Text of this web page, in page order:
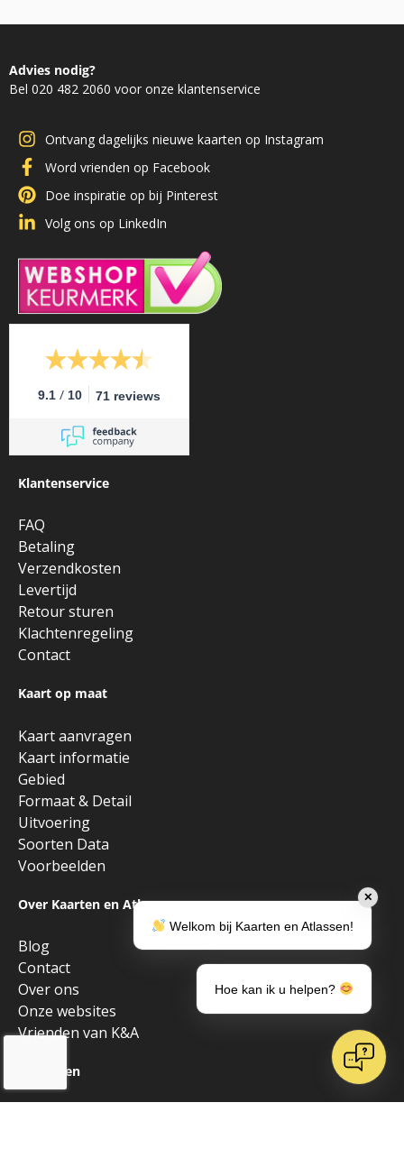
Advies nodig?
Bel 020 482 2060 voor onze klantenservice
Ontvang dagelijks nieuwe kaarten op Instagram
Word vrienden op Facebook
Doe inspiratie op bij Pinterest
Volg ons op LinkedIn
9.1 / 10 71 reviews
Klantenservice
FAQ
Betaling
Verzendkosten
Levertijd
Retour sturen
Klachtenregeling
Contact
Kaart op maat
Kaart aanvragen
Kaart informatie
Gebied
Formaat & Detail
Uitvoering
Soorten Data
Voorbeelden
Over Kaarten en Atlassen
Blog
Contact
Over ons
Onze websites
Vrienden van K&A
Algemeen
✕
Welkom bij Kaarten en Atlassen!
Hoe kan ik u helpen?